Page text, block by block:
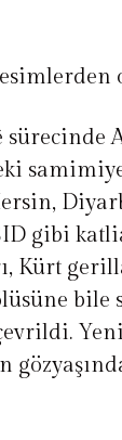
sürecinde
gibi
Kürt
bile